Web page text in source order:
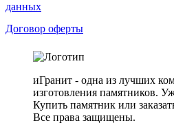
данных
Договор оферты
иГранит - одна из лучших
изготовления памятников.
Купить памятник или
Все права защищены.